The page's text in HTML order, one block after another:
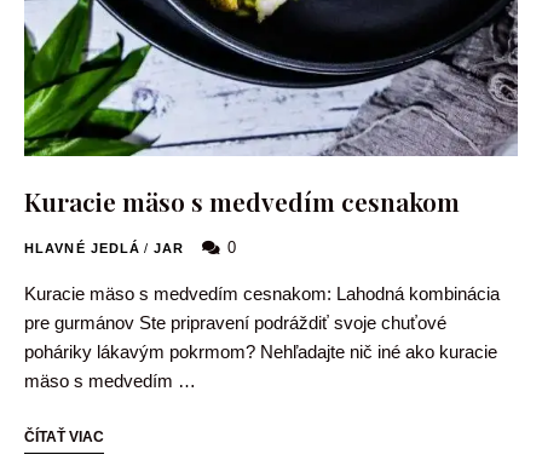
Kuracie mäso s medvedím cesnakom
HLAVNÉ JEDLÁ / JAR 0
Kuracie mäso s medvedím cesnakom: Lahodná kombinácia
pre gurmánov Ste pripravení podráždiť svoje chuťové
poháriky lákavým pokrmom? Nehľadajte nič iné ako kuracie
mäso s medvedím …
ČÍTAŤ VIAC